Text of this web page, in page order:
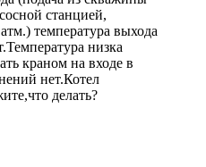
станцией,
температура выхода
низка
краном на входе в
нет.Котел
делать?